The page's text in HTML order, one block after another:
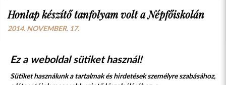
Honlap készítő tanfolyam volt a Népfőiskolán
2014. NOVEMBER. 17.
Ez a weboldal sütiket használ!
Sütiket használunk a tartalmak és hirdetések személyre szabásához,